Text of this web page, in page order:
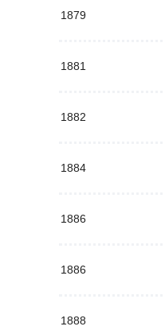
1879
1881
1882
1884
1886
1886
1888